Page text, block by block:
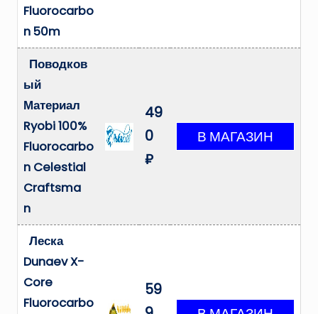
Fluorocarbo
n 50m
Поводков
ый
Материал
Ryobi 100%
Fluorocarbo
n Celestial
Craftsma
n
49
0
₽
Леска
Dunaev X-
Core
Fluorocarbo
59